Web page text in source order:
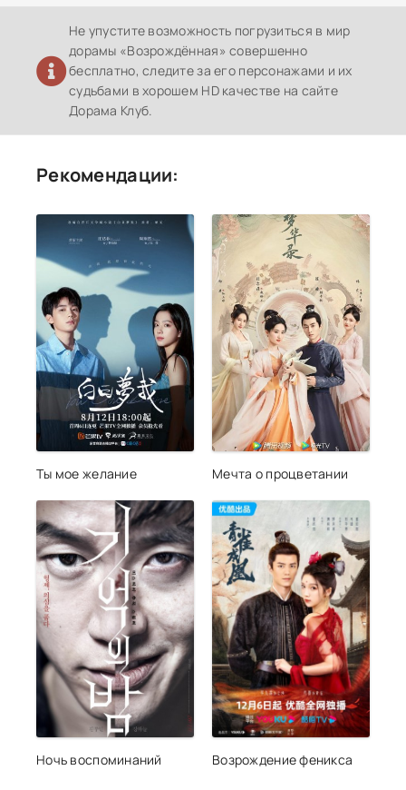
Не упустите возможность погрузиться в мир
дорамы «Возрождённая» совершенно
бесплатно, следите за его персонажами и их
судьбами в хорошем HD качестве на сайте
Дорама Клуб.
Рекомендации:
Ты мое желание Мечта о процветании
Ночь воспоминаний Возрождение феникса